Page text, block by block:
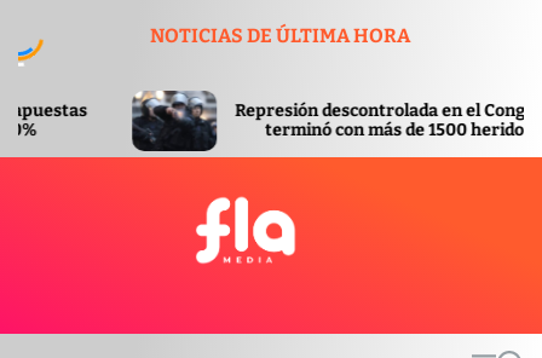
t
NOTICIAS DE ÚLTIMA HORA
Represión descontrolada en el Congreso
terminó con más de 1500 heridos
a